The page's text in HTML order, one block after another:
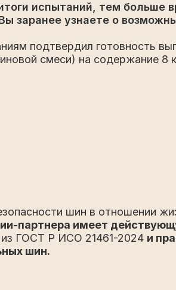
испытаний, тем больше
заранее узнаете о
подтвердил готовность
смеси) на содержание 8
шин в отношении
партнера имеет
ГОСТ Р ИСО 21461-2024 и
шин.